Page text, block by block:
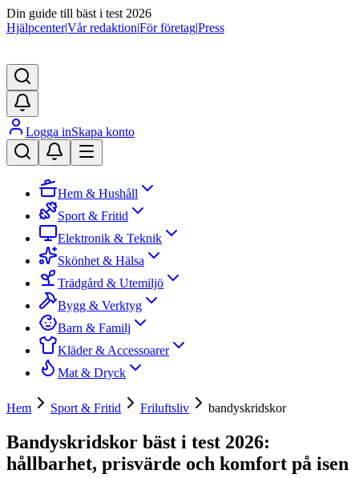
Din guide till bäst i test 2026
Hjälpcenter|Vår redaktion|För företag|Press
Logga inSkapa konto
Hem & Hushåll
Sport & Fritid
Elektronik & Teknik
Skönhet & Hälsa
Trädgård & Utemiljö
Bygg & Verktyg
Barn & Familj
Kläder & Accessoarer
Mat & Dryck
Hem Sport & Fritid Friluftsliv bandyskridskor
Bandyskridskor bäst i test 2026:
hållbarhet, prisvärde och komfort på isen